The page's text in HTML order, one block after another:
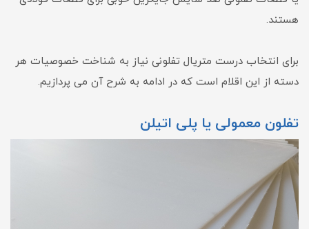
هستند.
برای انتخاب درست متریال تفلونی نیاز به شناخت خصوصیات هر
دسته از این اقلام است که در ادامه به شرح آن می پردازیم.
تفلون معمولی یا پلی اتیلن